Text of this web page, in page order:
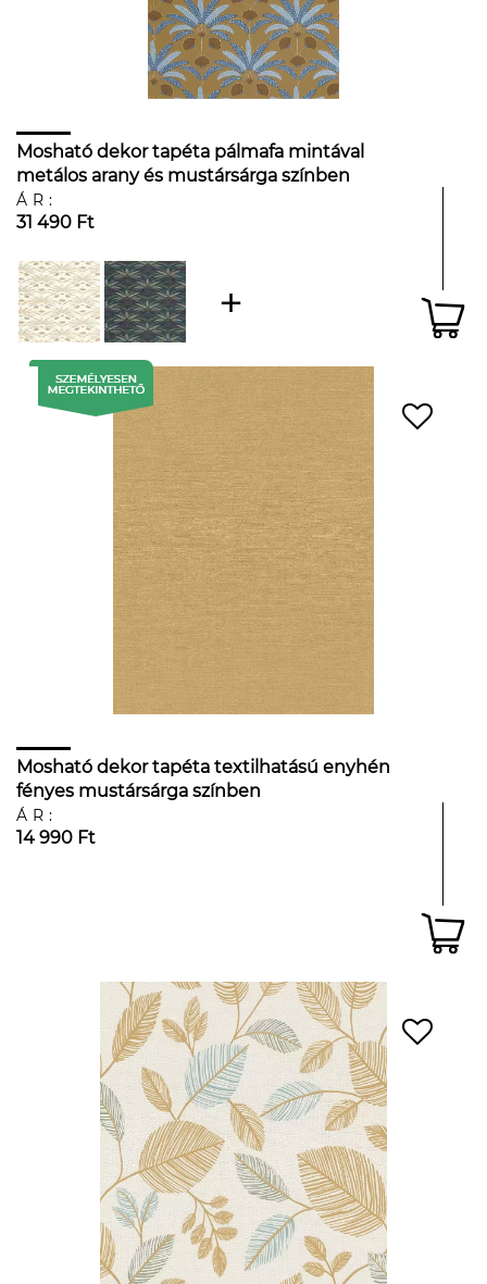
Mosható dekor tapéta pálmafa mintával
metálos arany és mustársárga színben
ÁR:
31 490 Ft
Mosható dekor tapéta textilhatású enyhén
fényes mustársárga színben
ÁR:
14 990 Ft